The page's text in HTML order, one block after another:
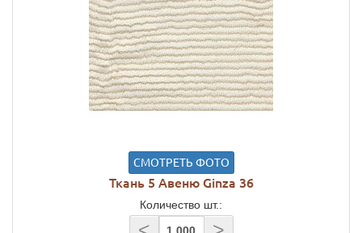
СМОТРЕТЬ ФОТО
Ткань 5 Авеню Ginza 36
Количество шт.: